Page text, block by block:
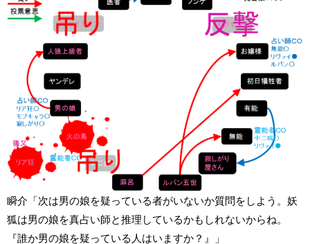
瞬介「次は男の娘を疑っている者がいないか質問をしよう。妖
狐は男の娘を真占い師と推理しているかもしれないからね。
『誰か男の娘を疑っている人はいますか？』」